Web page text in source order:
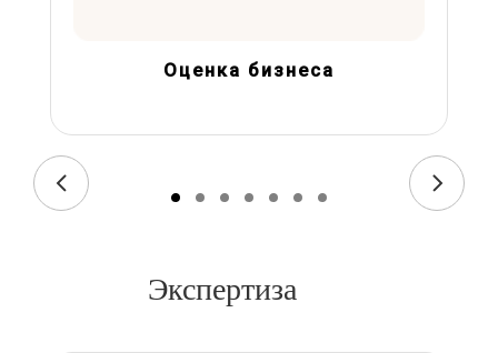
Оценка бизнеса
Экспертиза